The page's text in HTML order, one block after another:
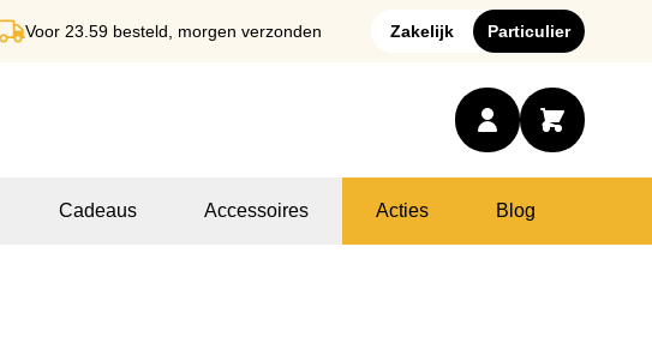
Voor 23.59 besteld, morgen verzonden Zakelijk Particulier
Cadeaus Accessoires Acties Blog